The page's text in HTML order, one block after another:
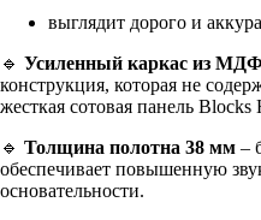
выглядит дорого и
🔹 Усиленный каркас из
конструкция, которая не
жесткая сотовая панель
🔹 Толщина полотна 38 мм –
обеспечивает повышенную
основательности.